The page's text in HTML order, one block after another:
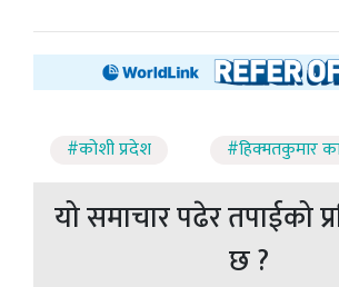
#कोशी प्रदेश #हिक्मतकुमार
यो समाचार पढेर तपाईको
छ ?